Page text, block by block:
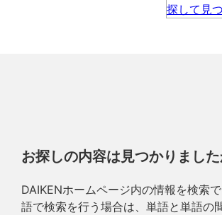
お探しの内容は見つかりました
DAIKENホームページ内の情報を検索
語で検索を行う場合は、単語と単語の